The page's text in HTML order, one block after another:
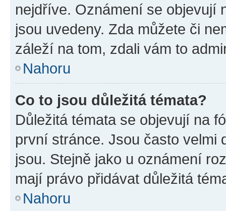
nejdříve. Oznámení se objevují
jsou uvedeny. Zda můžete či
záleží na tom, zdali vám to
Nahoru
Co to jsou důležitá témata?
Důležitá témata se objevují na
první stránce. Jsou často velmi
jsou. Stejně jako u oznámení
mají právo přidávat důležitá
Nahoru